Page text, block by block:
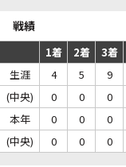
戦績
1着 2着 3着
生涯
4 5 9
(中央)
0 0 0
本年
0 0 0
(中央)
0 0 0